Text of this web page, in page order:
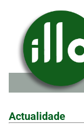
Actualidade